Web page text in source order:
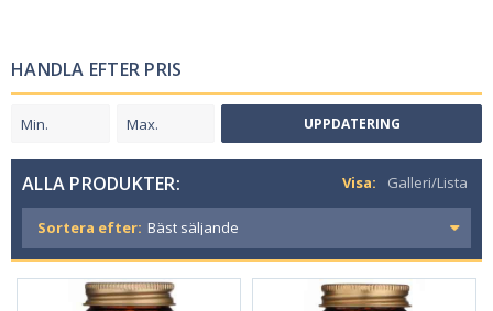
HANDLA EFTER PRIS
UPPDATERING
ALLA PRODUKTER: Visa: Galleri/Lista
Sortera efter: